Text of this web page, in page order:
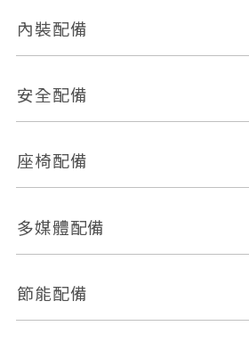
電動天窗
後視鏡方向指示燈
內裝配備
多功能方向盤
恆溫空調
安全配備
前座正面氣囊
ABS防鎖死
車道偏離警示
自動停車系統
座椅配備
皮椅
多媒體配備
外部音源接入
節能配備